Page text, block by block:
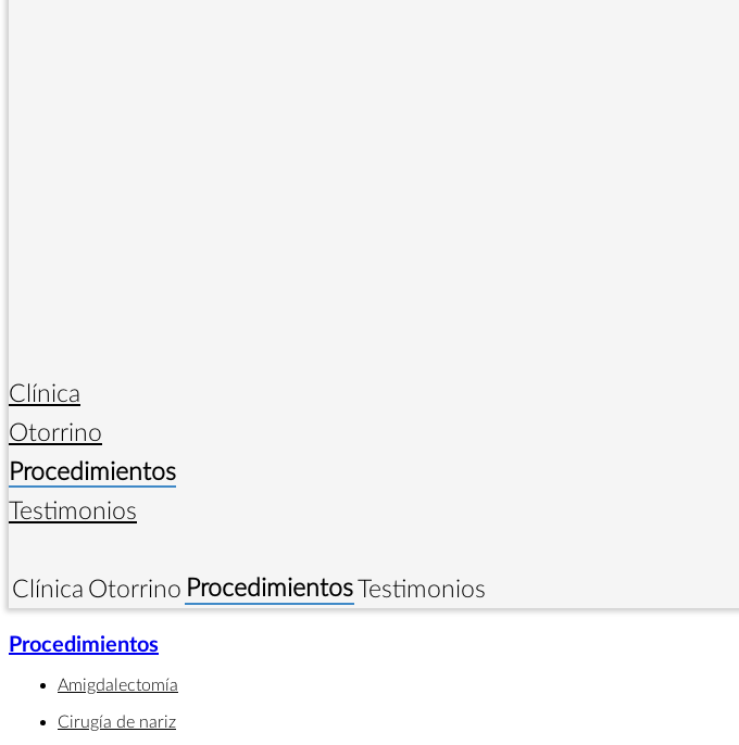
Clínica
Otorrino
Procedimientos
Testimonios
Clínica Otorrino ProcedimientosTestimonios
Procedimientos
Amigdalectomía
Cirugía de nariz